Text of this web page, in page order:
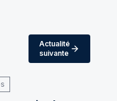
Actualité
suivante